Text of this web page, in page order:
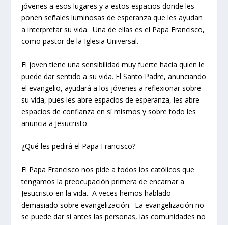
jóvenes a esos lugares y a estos espacios donde les
ponen señales luminosas de esperanza que les ayudan
a interpretar su vida. Una de ellas es el Papa Francisco,
como pastor de la Iglesia Universal.
El joven tiene una sensibilidad muy fuerte hacia quien le
puede dar sentido a su vida. El Santo Padre, anunciando
el evangelio, ayudará a los jóvenes a reflexionar sobre
su vida, pues les abre espacios de esperanza, les abre
espacios de confianza en sí mismos y sobre todo les
anuncia a Jesucristo.
¿Qué les pedirá el Papa Francisco?
El Papa Francisco nos pide a todos los católicos que
tengamos la preocupación primera deencarnar a
Jesucristo en la vida. A veces hemos hablado
demasiado sobre evangelización. La evangelización no
se puede dar si antes las personas, las comunidades no